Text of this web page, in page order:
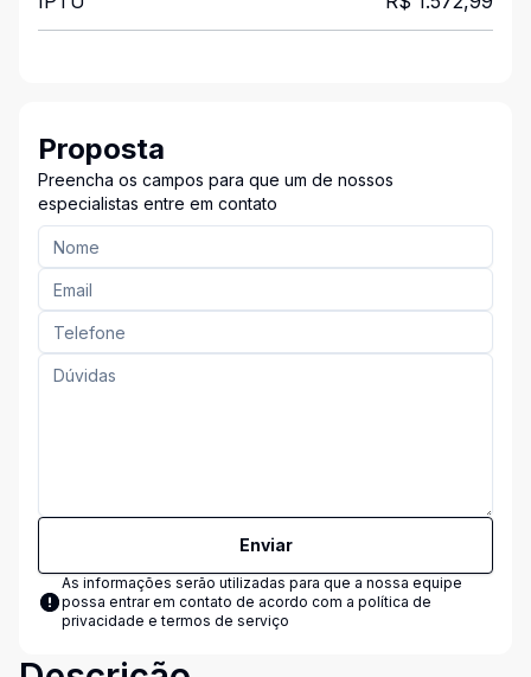
Proposta
Preencha os campos para que um de nossos
especialistas entre em contato
Enviar
As informações serão utilizadas para que a nossa equipe
possa entrar em contato de acordo com a política de
privacidade e termos de serviço